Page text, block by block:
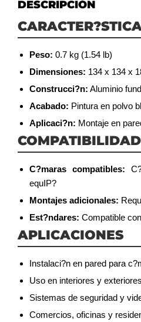
DESCRIPCIÓN
Peso: 0.7 kg (1.54 lb)
Dimensiones: 134 x 134 x
Construcci?n: Aluminio
Acabado: Pintura en polvo
Aplicaci?n: Montaje en
COMPATIBILIDAD
C?maras compatibles:
equIP?
Montajes adicionales:
Est?ndares: Compatible
APLICACIONES
Instalaci?n en pared para
Uso en interiores y exteriores
Sistemas de seguridad y
Comercios, oficinas y